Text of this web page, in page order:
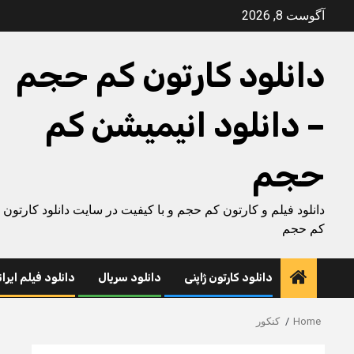
آگوست 8, 2026
دانلود کارتون کم حجم
– دانلود انیمیشن کم
حجم
دانلود فیلم و کارتون کم حجم و با کیفیت در سایت دانلود کارتون
کم حجم
دانلود کارتون ژاپنی دانلود سریال دانلود فیلم
Home کنکور